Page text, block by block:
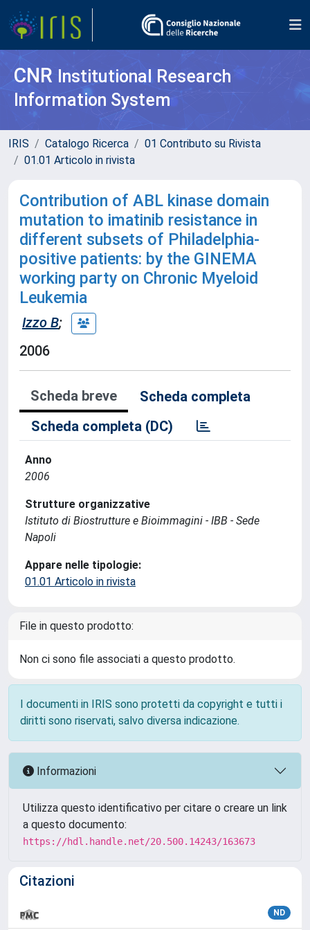
CNR Institutional Research
Information System
IRIS Catalogo Ricerca
01 Contributo su Rivista
01.01 Articolo in rivista
Contribution of ABL kinase domain
mutation to imatinib resistance in
different subsets of Philadelphia-
positive patients: by the GINEMA
working party on Chronic Myeloid
Leukemia
Izzo B;
2006
Scheda breve
Scheda completa
Scheda completa (DC)
Anno
2006
Strutture organizzative
Istituto di Biostrutture e Bioimmagini - IBB - Sede
Napoli
Appare nelle tipologie:
01.01 Articolo in rivista
File in questo prodotto:
Non ci sono file associati a questo prodotto.
I documenti in IRIS sono protetti da copyright e tutti i
diritti sono riservati, salvo diversa indicazione.
Informazioni
Utilizza questo identificativo per citare o creare un link
a questo documento:
https://hdl.handle.net/20.500.14243/163673
Citazioni
ND